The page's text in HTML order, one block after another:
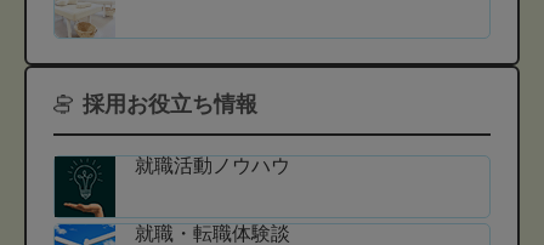
採用お役立ち情報
就職活動ノウハウ
就職・転職体験談